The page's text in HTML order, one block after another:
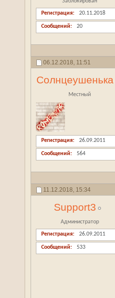
Регистрация 20.11.2018
Сообщений 20
06.12.2018, 11:51
Солнцеушенька
Местный
Регистрация 26.09.2011
Сообщений 564
11.12.2018, 15:34
Support3
Администратор
Регистрация 26.09.2011
Сообщений 533